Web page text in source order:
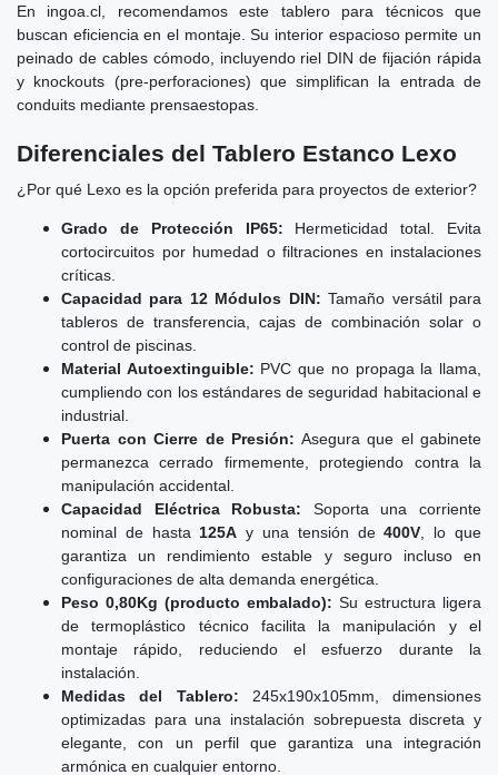
En ingoa.cl, recomendamos este tablero para técnicos que
buscan eficiencia en el montaje. Su interior espacioso permite un
peinado de cables cómodo, incluyendo riel DIN de fijación rápida
y knockouts (pre-perforaciones) que simplifican la entrada de
conduits mediante prensaestopas.
Diferenciales del Tablero Estanco Lexo
¿Por qué Lexo es la opción preferida para proyectos de exterior?
Grado de Protección IP65: Hermeticidad total. Evita
cortocircuitos por humedad o filtraciones en instalaciones
críticas.
Capacidad para 12 Módulos DIN: Tamaño versátil para
tableros de transferencia, cajas de combinación solar o
control de piscinas.
Material Autoextinguible: PVC que no propaga la llama,
cumpliendo con los estándares de seguridad habitacional e
industrial.
Puerta con Cierre de Presión: Asegura que el gabinete
permanezca cerrado firmemente, protegiendo contra la
manipulación accidental.
Capacidad Eléctrica Robusta: Soporta una corriente
nominal de hasta 125A y una tensión de400V , lo que
garantiza un rendimiento estable y seguro incluso en
configuraciones de alta demanda energética.
Peso 0,80Kg (producto embalado): Su estructura ligera
de termoplástico técnico facilita la manipulación y el
montaje rápido, reduciendo el esfuerzo durante la
instalación.
Medidas del Tablero: 245x190x105mm, dimensiones
optimizadas para una instalación sobrepuesta discreta y
elegante, con un perfil que garantiza una integración
armónica en cualquier entorno.